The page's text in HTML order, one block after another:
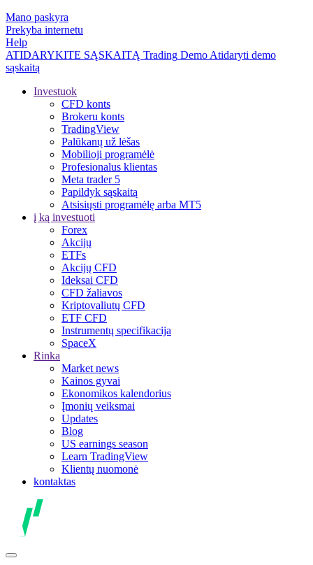
Mano paskyra
Prekyba internetu
Help
ATIDARYKITE SĄSKAITĄ Trading Demo Atidaryti demo
sąskaitą
Investuok
CFD konts
Brokeru konts
TradingView
Palūkanų už lėšas
Mobilioji programėlė
Profesionalus klientas
Meta trader 5
Papildyk sąskaitą
Atsisiųsti programėlę arba MT5
į ką investuoti
Forex
Akcijų
ETFs
Akcijų CFD
Ideksai CFD
CFD žaliavos
Kriptovaliutų CFD
ETF CFD
Instrumentų specifikacija
SpaceX
Rinka
Market news
Kainos gyvai
Ekonomikos kalendorius
Įmonių veiksmai
Updates
Blog
US earnings season
Learn TradingView
Klientų nuomonė
kontaktas